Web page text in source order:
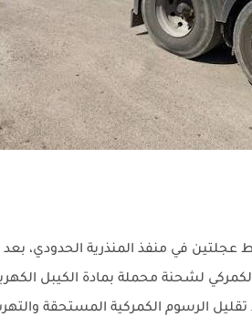
عجلتين في منفذ المنذرية الحدودي،
لشحنة محملة بمادة الكيبل
الرسوم الكمركية المستحقة